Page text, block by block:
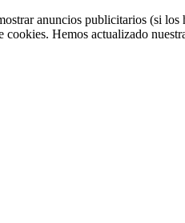
anuncios publicitarios (si
Hemos actualizado